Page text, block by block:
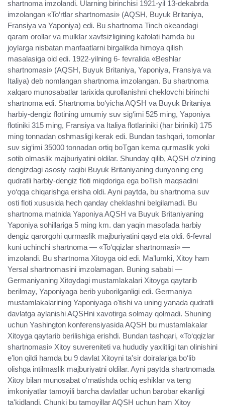
shartnoma imzolandi. Ularning birinchisi 1921-yil 13-dekabrda
imzolangan «To‘rtlar shartnomasi» (AQSH, Buyuk Britaniya,
Fransiya va Yaponiya) edi. Bu shartnoma Tinch okeandagi
qaram orollar va mulklar xavfsizligining kafolati hamda bu
joylarga nisbatan manfaatlarni birgalikda himoya qilish
masalasiga oid edi. 1922-yilning 6- fevralida «Beshlar
shartnomasi» (AQSH, Buyuk Britaniya, Yaponiya, Fransiya va
Italiya) deb nomlangan shartnoma imzolangan. Bu shartnoma
xalqaro munosabatlar tarixida qurollanishni cheklovchi birinchi
shartnoma edi. Shartnoma bo‘yicha AQSH va Buyuk Britaniya
harbiy-dengiz flotining umumiy suv sig‘imi 525 ming, Yaponiya
flotiniki 315 ming, Fransiya va Italiya flotlariniki (har biriniki) 175
ming tonnadan oshmasligi kerak edi. Bundan tashqari, tomonlar
suv sig‘imi 35000 tonnadan ortiq boTgan kema qurmaslik yoki
sotib olmaslik majburiyatini oldilar. Shunday qilib, AQSH o‘zining
dengizdagi asosiy raqibi Buyuk Britaniyaning dunyoning eng
qudratli harbiy-dengiz floti miqdoriga ega boTish maqsadini
yo‘qqa chiqarishga erisha oldi. Ayni paytda, bu shartnoma suv
osti floti xususida hech qanday cheklashni belgilamadi. Bu
shartnoma matnida Yaponiya AQSH va Buyuk Britaniyaning
Yaponiya sohillariga 5 ming km. dan yaqin masofada harbiy
dengiz qarorgohi qurmaslik majburiyatini qayd eta oldi. 6-fevral
kuni uchinchi shartnoma — «To‘qqizlar shartnomasi» —
imzolandi. Bu shartnoma Xitoyga oid edi. Ma’lumki, Xitoy ham
Yersal shartnomasini imzolamagan. Buning sababi —
Germaniyaning Xitoydagi mustamlakalari Xitoyga qaytarib
berilmay, Yaponiyaga berib yuborilganligi edi. Germaniya
mustamlakalarining Yaponiyaga o'tishi va uning yanada qudratli
davlatga aylanishi AQSHni xavotirga solmay qolmadi. Shuning
uchun Yashington konferensiyasida AQSH bu mustamlakalar
Xitoyga qaytarib berilishiga erishdi. Bundan tashqari, «To‘qqizlar
shartnomasi» Xitoy suvereniteti va hududiy yaxlitligi tan olinishini
e’lon qildi hamda bu 9 davlat Xitoyni ta'sir doiralariga bo‘lib
olishga intilmaslik majburiyatni oldilar. Ayni paytda shartnomada
Xitoy bilan munosabat o‘rnatishda ochiq eshiklar va teng
imkoniyatlar tamoyili barcha davlatlar uchun barobar ekanligi
ta'kidlandi. Chunki bu tamoyillar AQSH uchun ham Xitoy